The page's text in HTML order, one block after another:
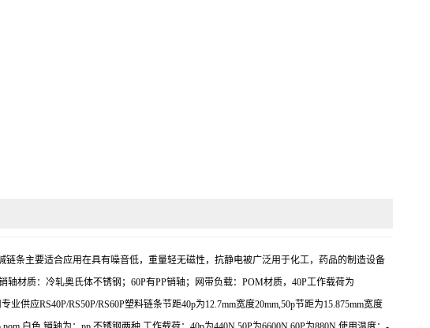
条主要适合应用在具有噪音低，重量轻无磁性，抗静电被广泛用于化工，药品的制造设备
质：冷轧奥氏体不锈钢；60P有PP销轴；网带负载：POM材质，40P工作载荷为
应RS40P/RS50P/RS60P塑料链条节距40p为12.7mm宽度20mm,50p节距为15.875mm宽度